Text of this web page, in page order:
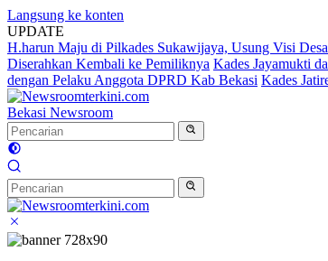
Langsung ke konten
UPDATE
H.harun Maju di Pilkades Sukawijaya, Usung Visi
Diserahkan Kembali ke Pemiliknya Kades Jayamukti
dengan Pelaku Anggota DPRD Kab Bekasi Kades
Bekasi Newsroom